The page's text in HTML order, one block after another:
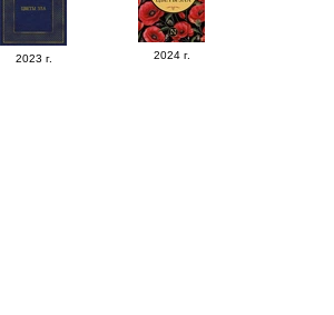
2023 г. 2024 г.